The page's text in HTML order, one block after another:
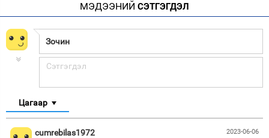
МЭДЭЭНИЙ СЭТГЭГДЭЛ
Цагаар
2023-06-06
cumrebilas1972